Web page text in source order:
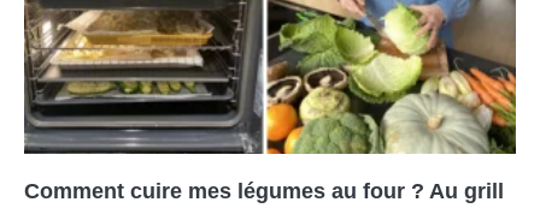
Comment cuire mes légumes au four ? Au grill